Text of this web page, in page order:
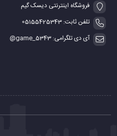
فروشگاه اینترنتی دیسک گیم
تلفن ثابت: 05155425343
آی دی تلگرامی: game_5343@